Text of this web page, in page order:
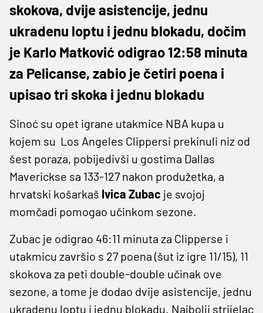
skokova, dvije asistencije, jednu
ukradenu loptu i jednu blokadu, dočim
je Karlo Matković odigrao 12:58 minuta
za Pelicanse, zabio je četiri poena i
upisao tri skoka i jednu blokadu
Sinoć su opet igrane utakmice NBA kupa u
kojem su Los Angeles Clippersi prekinuli niz od
šest poraza, pobijedivši u gostima Dallas
Maverickse sa 133-127 nakon produžetka, a
hrvatski košarkaš Ivica Zubac je svojoj
momčadi pomogao učinkom sezone.
Zubac je odigrao 46:11 minuta za Clipperse i
utakmicu završio s 27 poena (šut iz igre 11/15), 11
skokova za peti double-double učinak ove
sezone, a tome je dodao dvije asistencije, jednu
ukradenu loptu i jednu blokadu. Najbolji strijelac